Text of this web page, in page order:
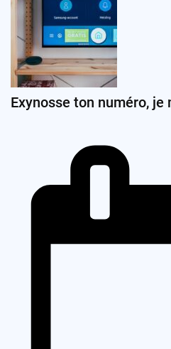
Exynosse ton numéro, je